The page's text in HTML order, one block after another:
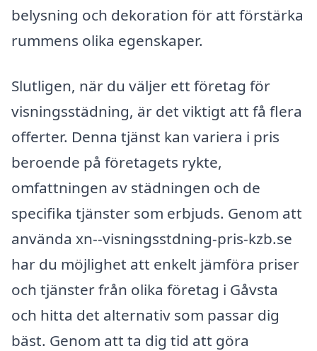
belysning och dekoration för att förstärka
rummens olika egenskaper.
Slutligen, när du väljer ett företag för
visningsstädning, är det viktigt att få flera
offerter. Denna tjänst kan variera i pris
beroende på företagets rykte,
omfattningen av städningen och de
specifika tjänster som erbjuds. Genom att
använda xn--visningsstdning-pris-kzb.se
har du möjlighet att enkelt jämföra priser
och tjänster från olika företag i Gåvsta
och hitta det alternativ som passar dig
bäst. Genom att ta dig tid att göra